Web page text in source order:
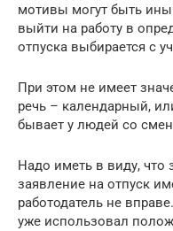
мотивы могут быть
выйти на работу в
отпуска выбирается с
При этом не имеет
речь – календарный,
бывает у людей со
Надо иметь в виду, что
заявление на отпуск
работодатель не
уже использовал